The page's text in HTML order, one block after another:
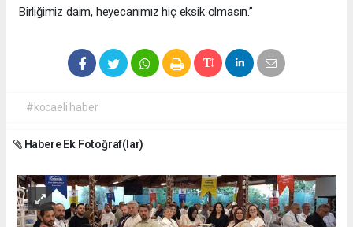
Birliğimiz daim, heyecanımız hiç eksik olmasın.”
#kocaeli haber
Habere Ek Fotoğraf(lar)